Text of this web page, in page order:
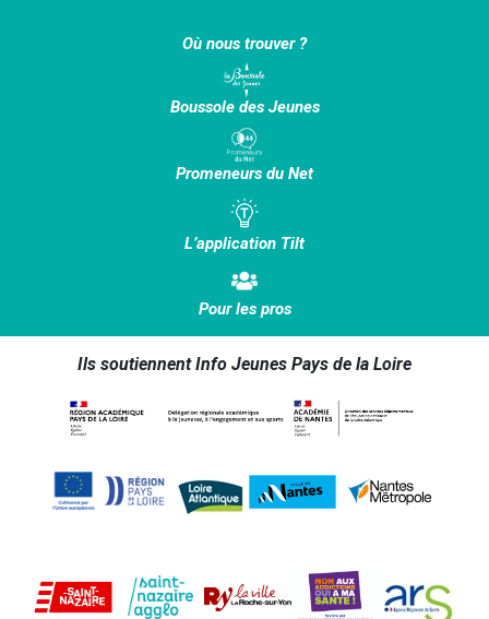
Où nous trouver ?
Boussole des Jeunes
Promeneurs du Net
L’application Tilt
Pour les pros
Ils soutiennent Info Jeunes Pays de la Loire